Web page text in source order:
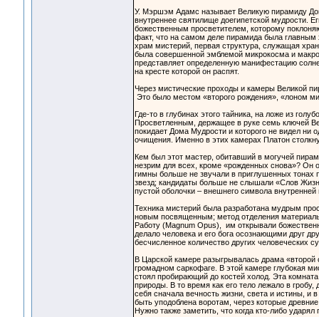
У. Мэршэм Адамс называет Великую пирамиду
внутреннее святилище доегипетской мудрости.
божественным просветителем, которому
факт, что на самом деле пирамида была
храм мистерий, первая структура, служащая
была совершенной эмблемой микрокосма и
представляет определенную манифестацию
на кресте которой он распят.
Через мистические проходы и камеры Великой
Это было местом «второго рождения», «лоном
Где-то в глубинах этого тайника, на ложе из
Просветленным, держащее в руке семь ключей
покидает Дома Мудрости и которого не видел ни
очищения. Именно в этих камерах Платон
Кем был этот мастер, обитавший в могучей
незрим для всех, кроме «рожденных снова»?
гимны больше не звучали в приглушенных
звезд; кандидаты больше не слышали «Слов
пустой оболочки – внешнего символа
Техника мистерий была разработана мудрым
новым посвященным; метод отделения
Работу (Magnum Opus), им открывали
делало человека и его бога осознающими друг
бесчисленное количество других человеческих
В Царской камере разыгрывалась драма «второй
громадном саркофаге. В этой камере глубокая
стоял пробирающий до костей холод. Эта
природы. В то время как его тело лежало в
себя сначала вечность жизни, света и истины, и
быть уподоблена воротам, через которые
Нужно также заметить, что когда кто-либо